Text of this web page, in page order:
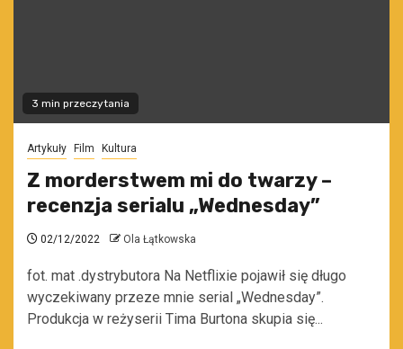
3 min przeczytania
Artykuły Film Kultura
Z morderstwem mi do twarzy –
recenzja serialu „Wednesday”
02/12/2022 Ola Łątkowska
fot. mat .dystrybutora Na Netflixie pojawił się długo
wyczekiwany przeze mnie serial „Wednesday”.
Produkcja w reżyserii Tima Burtona skupia się...